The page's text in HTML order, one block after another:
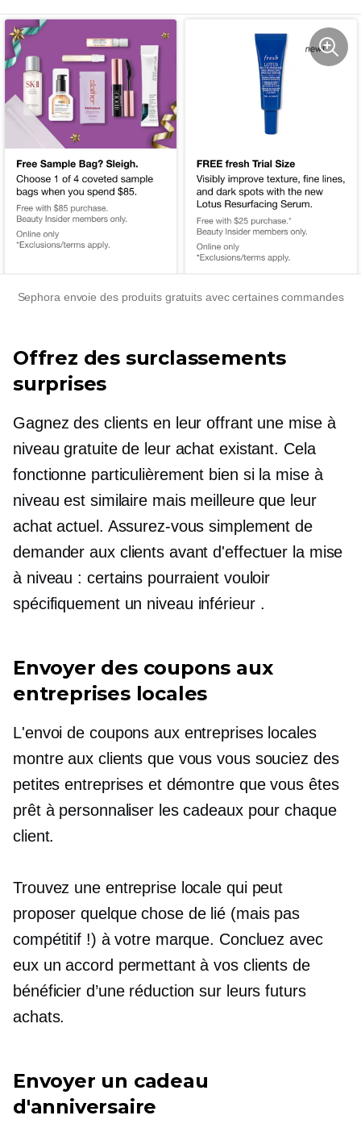
Sephora envoie des produits gratuits avec certaines commandes
Offrez des surclassements
surprises
Gagnez des clients en leur offrant une mise à
niveau gratuite de leur achat existant. Cela
fonctionne particulièrement bien si la mise à
niveau est similaire mais meilleure que leur
achat actuel. Assurez-vous simplement de
demander aux clients avant d'effectuer la mise
à niveau : certains pourraient vouloir
spécifiquement un niveau inférieur.
Envoyer des coupons aux
entreprises locales
L'envoi de coupons aux entreprises locales
montre aux clients que vous vous souciez des
petites entreprises et démontre que vous êtes
prêt à personnaliser les cadeaux pour chaque
client.
Trouvez une entreprise locale qui peut
proposer quelque chose de lié (mais pas
compétitif !) à votre marque. Concluez avec
eux un accord permettant à vos clients de
bénéficier d’une réduction sur leurs futurs
achats.
Envoyer un cadeau
d'anniversaire